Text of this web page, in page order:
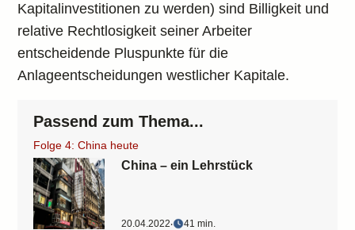
Kapitalinvestitionen zu werden) sind Billigkeit und
relative Rechtlosigkeit seiner Arbeiter
entscheidende Pluspunkte für die
Anlageentscheidungen westlicher Kapitale.
Passend zum Thema...
Folge 4: China heute
China – ein Lehrstück
20.04.2022‧ 41 min.